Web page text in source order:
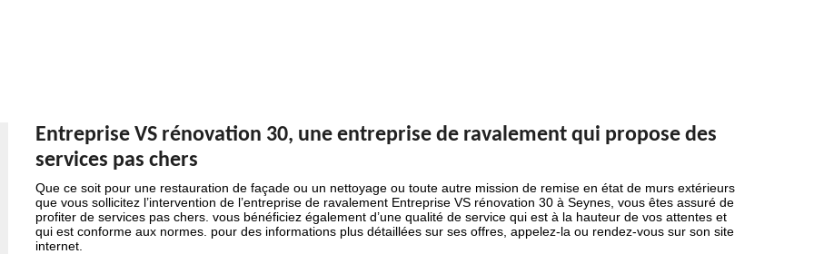
Entreprise VS rénovation 30, une entreprise de ravalement qui propose des
services pas chers
Que ce soit pour une restauration de façade ou un nettoyage ou toute autre mission de remise en état de murs extérieurs
que vous sollicitez l’intervention de l’entreprise de ravalement Entreprise VS rénovation 30 à Seynes, vous êtes assuré de
profiter de services pas chers. vous bénéficiez également d’une qualité de service qui est à la hauteur de vos attentes et
qui est conforme aux normes. pour des informations plus détaillées sur ses offres, appelez-la ou rendez-vous sur son site
internet.